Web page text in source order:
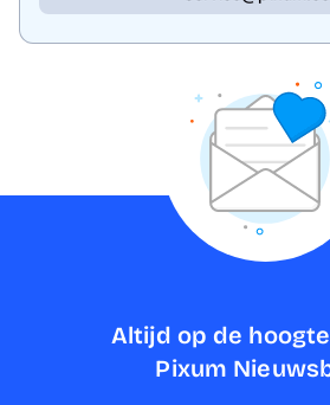
Altijd op de
Pixum